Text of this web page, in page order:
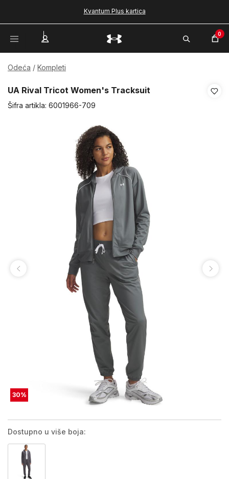
Kvantum Plus kartica
0
Odeća Kompleti
UA Rival Tricot Women's Tracksuit
Šifra artikla: 6001966-709
30%
Dostupno u više boja: